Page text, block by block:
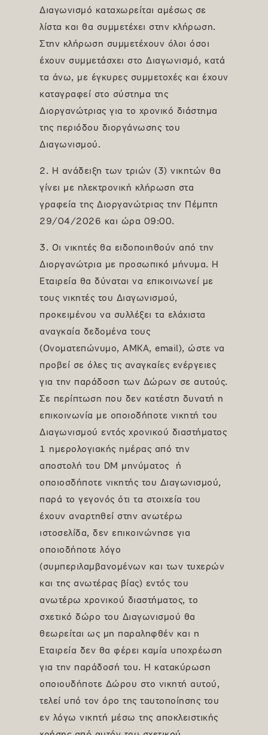
Διαγωνισμό καταχωρείται αμέσως σε
λίστα και θα συμμετέχει στην κλήρωση.
Στην κλήρωση συμμετέχουν όλοι όσοι
έχουν συμμετάσχει στο Διαγωνισμό, κατά
τα άνω, με έγκυρες συμμετοχές και έχουν
καταγραφεί στο σύστημα της
Διοργανώτριας για το χρονικό διάστημα
της περιόδου διοργάνωσης του
Διαγωνισμού.
2. Η ανάδειξη των τριών (3) νικητών θα
γίνει με ηλεκτρονική κλήρωση στα
γραφεία της Διοργανώτριας την Πέμπτη
29/04/2026 και ώρα 09:00.
3. Οι νικητές θα ειδοποιηθούν από την
Διοργανώτρια με προσωπικό μήνυμα. Η
Εταιρεία θα δύναται να επικοινωνεί με
τους νικητές του Διαγωνισμού,
προκειμένου να συλλέξει τα ελάχιστα
αναγκαία δεδομένα τους
(Ονοματεπώνυμο, ΑΜΚΑ, email), ώστε να
προβεί σε όλες τις αναγκαίες ενέργειες
για την παράδοση των Δώρων σε αυτούς.
Σε περίπτωση που δεν κατέστη δυνατή η
επικοινωνία με οποιοδήποτε νικητή του
Διαγωνισμού εντός χρονικού διαστήματος
1 ημερολογιακής ημέρας από την
αποστολή του DM μηνύματος ή
οποιοσδήποτε νικητής του Διαγωνισμού,
παρά το γεγονός ότι τα στοιχεία του
έχουν αναρτηθεί στην ανωτέρω
ιστοσελίδα, δεν επικοινώνησε για
οποιοδήποτε λόγο
(συμπεριλαμβανομένων και των τυχερών
και της ανωτέρας βίας) εντός του
ανωτέρω χρονικού διαστήματος, το
σχετικό δώρο του Διαγωνισμού θα
θεωρείται ως μη παραληφθέν και η
Εταιρεία δεν θα φέρει καμία υποχρέωση
για την παράδοσή του. Η κατακύρωση
οποιουδήποτε Δώρου στο νικητή αυτού,
τελεί υπό τον όρο της ταυτοποίησης του
εν λόγω νικητή μέσω της αποκλειστικής